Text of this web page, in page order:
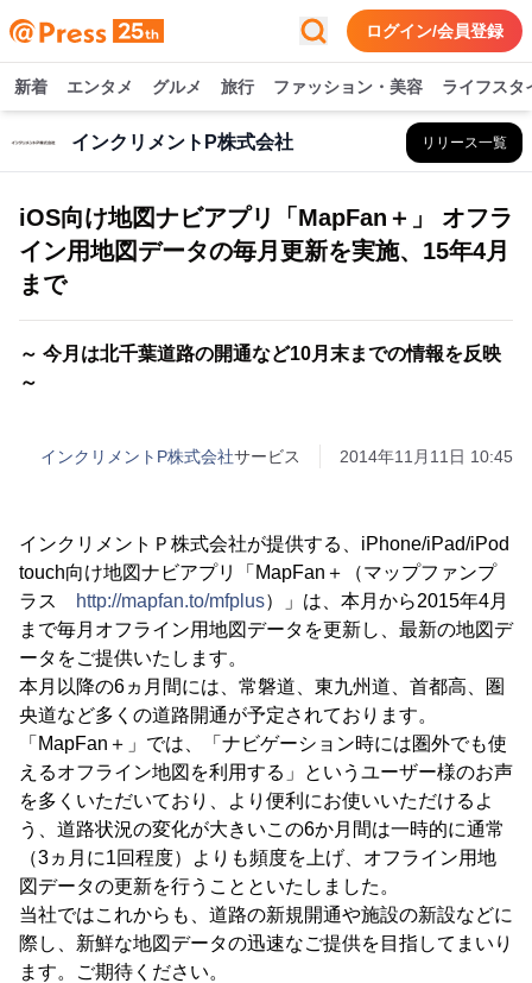
ログイン/会員登録
新着 エンタメ グルメ 旅行 ファッション・美容 ライフスタ
インクリメントP株式会社 リリース一覧
iOS向け地図ナビアプリ「MapFan＋」 オフラ
イン用地図データの毎月更新を実施、15年4月
まで
～ 今月は北千葉道路の開通など10月末までの情報を反映
～
インクリメントP株式会社サービス 2014年11月11日 10:45
インクリメントＰ株式会社が提供する、iPhone/iPad/iPod
touch向け地図ナビアプリ「MapFan＋（マップファンプ
ラス
http://mapfan.to/mfplus）」は、本月から2015年4月
まで毎月オフライン用地図データを更新し、最新の地図デ
ータをご提供いたします。
本月以降の6ヵ月間には、常磐道、東九州道、首都高、圏
央道など多くの道路開通が予定されております。
「MapFan＋」では、「ナビゲーション時には圏外でも使
えるオフライン地図を利用する」というユーザー様のお声
を多くいただいており、より便利にお使いいただけるよ
う、道路状況の変化が大きいこの6か月間は一時的に通常
（3ヵ月に1回程度）よりも頻度を上げ、オフライン用地
図データの更新を行うことといたしました。
当社ではこれからも、道路の新規開通や施設の新設などに
際し、新鮮な地図データの迅速なご提供を目指してまいり
ます。ご期待ください。